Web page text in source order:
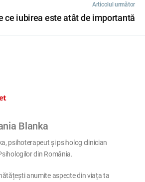
Articolul următor
ce iubirea este atât de importantă
Blanka
psihoterapeut și psiholog clinician
din România.
anumite aspecte din viața ta